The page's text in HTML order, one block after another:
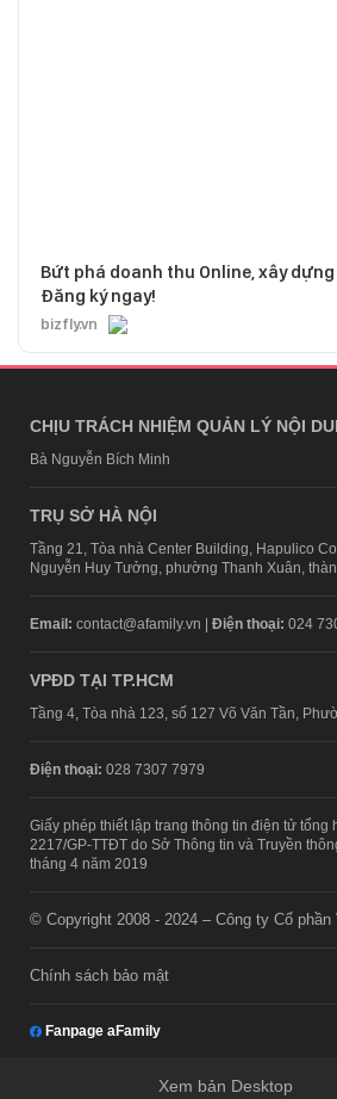
Bứt phá doanh thu Online, xây
Đăng ký ngay!
bizfly.vn
CHỊU TRÁCH NHIỆM QUẢN LÝ NỘI
Bà Nguyễn Bích Minh
TRỤ SỞ HÀ NỘI
Tầng 21, Tòa nhà Center Building, Hapulico
Nguyễn Huy Tưởng, phường Thanh Xuân,
Email: contact@afamily.vn | Điện thoại: 024
VPĐD TẠI TP.HCM
Tầng 4, Tòa nhà 123, số 127 Võ Văn Tần,
Điện thoại: 028 7307 7979
Giấy phép thiết lập trang thông tin điện tử tổng
2217/GP-TTĐT do Sở Thông tin và Truyền
tháng 4 năm 2019
© Copyright 2008 - 2024 – Công ty Cổ phần
Chính sách bảo mật
Fanpage aFamily
Xem bản Desktop